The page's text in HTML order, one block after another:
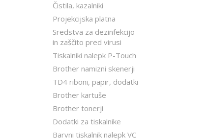
Čistila, kazalniki
Projekcijska platna
Sredstva za dezinfekcijo
in zaščito pred virusi
Tiskalniki nalepk P-Touch
Brother namizni skenerji
TD4 riboni, papir, dodatki
Brother kartuše
Brother tonerji
Dodatki za tiskalnike
Barvni tiskalnik nalepk VC